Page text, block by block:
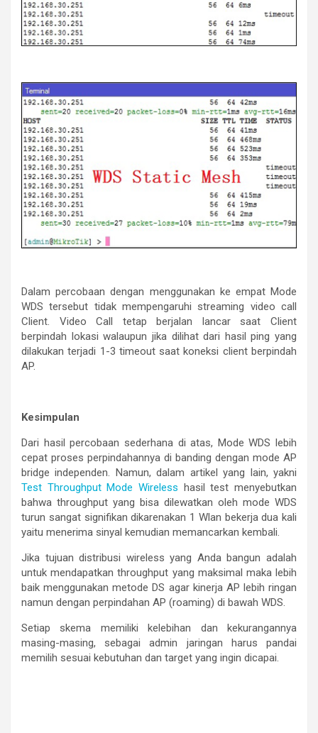
Dalam percobaan dengan menggunakan ke empat Mode
WDS tersebut tidak mempengaruhi streaming video call
Client. Video Call tetap berjalan lancar saat Client
berpindah lokasi walaupun jika dilihat dari hasil ping yang
dilakukan terjadi 1-3 timeout saat koneksi client berpindah
AP.
Kesimpulan
Dari hasil percobaan sederhana di atas, Mode WDS lebih
cepat proses perpindahannya di banding dengan mode AP
bridge independen. Namun, dalam artikel yang lain, yakni
Test Throughput Mode Wireless hasil test menyebutkan
bahwa throughput yang bisa dilewatkan oleh mode WDS
turun sangat signifikan dikarenakan 1 Wlan bekerja dua kali
yaitu menerima sinyal kemudian memancarkan kembali.
Jika tujuan distribusi wireless yang Anda bangun adalah
untuk mendapatkan throughput yang maksimal maka lebih
baik menggunakan metode DS agar kinerja AP lebih ringan
namun dengan perpindahan AP (roaming) di bawah WDS.
Setiap skema memiliki kelebihan dan kekurangannya
masing-masing, sebagai admin jaringan harus pandai
memilih sesuai kebutuhan dan target yang ingin dicapai.